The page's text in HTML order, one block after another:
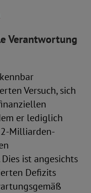
Verantwortung
Versuch, sich
er lediglich
2-Milliarden-
ist angesichts
Defizits